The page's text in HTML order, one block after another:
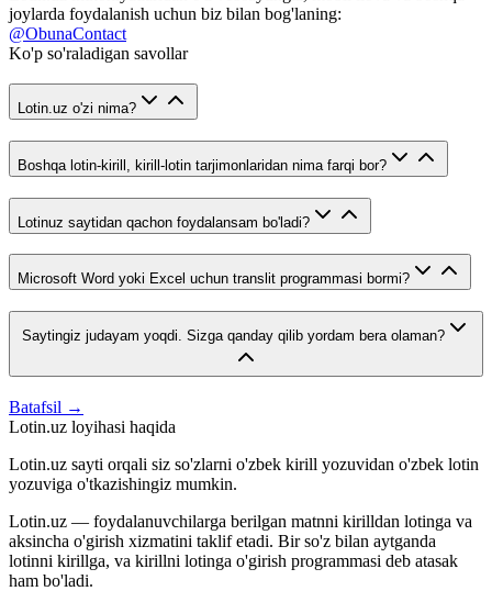
joylarda foydalanish uchun biz bilan bog'laning:
@ObunaContact
Ko'p so'raladigan savollar
Lotin.uz o'zi nima?
Boshqa lotin-kirill, kirill-lotin tarjimonlaridan nima farqi bor?
Lotinuz saytidan qachon foydalansam bo'ladi?
Microsoft Word yoki Excel uchun translit programmasi bormi?
Saytingiz judayam yoqdi. Sizga qanday qilib yordam bera olaman?
Batafsil →
Lotin.uz loyihasi haqida
Lotin.uz sayti orqali siz so'zlarni o'zbek kirill yozuvidan o'zbek lotin
yozuviga o'tkazishingiz mumkin.
Lotin.uz — foydalanuvchilarga berilgan matnni kirilldan lotinga va
aksincha o'girish xizmatini taklif etadi. Bir so'z bilan aytganda
lotinni kirillga, va kirillni lotinga o'girish programmasi deb atasak
ham bo'ladi.